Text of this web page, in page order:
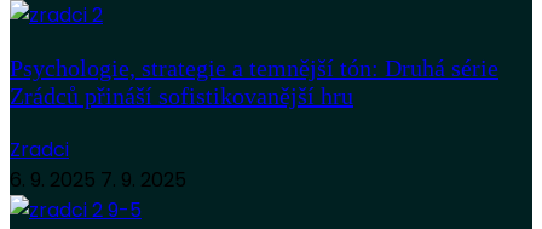
Psychologie, strategie a temnější tón: Druhá série
Zrádců přináší sofistikovanější hru
Zradci
6. 9. 2025 7. 9. 2025